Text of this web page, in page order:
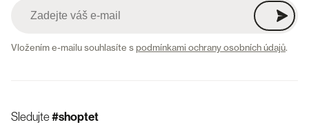
Vložením e-mailu souhlasíte spodmínkami ochrany osobních údajů.
Sledujte#shoptet